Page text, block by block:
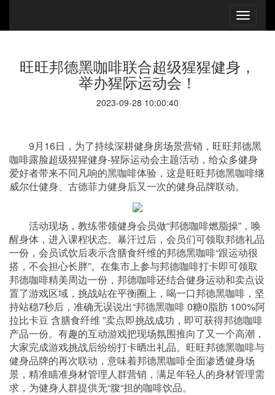
旺旺邦德黑咖啡联合超级猩猩健身，
举办猩际运动会！
2023-09-28 10:00:40
9月16日，为了持续深耕健身房场景营销，旺旺邦德黑
咖啡露脸超级猩猩健身-猩际运动会主题活动，给众多健身
爱好者带来不同凡响的黑咖啡体验，这是旺旺邦德黑咖啡继
威尔仕健身、古德菲力健身后又一次的健身品牌联动。
活动现场，教练带领健身会员做“邦德咖啡燃脂操”，唤
醒身体，进入课程状态。暴汗过后，会员们可领取邦德礼品
一份，会员试饮后表示含膳食纤维的邦德黑咖啡“跟运动很
搭，不会担心长胖”。在集市上参与邦德咖啡打卡即可领取
邦德咖啡精美周边一份，邦德咖啡还结合健身运动和卖点设
置了游戏区域，挑战站在平衡圈上，喝一口邦德黑咖啡，坚
持站稳7秒后，准确无误说出“邦德黑咖啡 0糖0脂肪 100%阿
拉比卡豆 含膳食纤维 ”卖点即挑战成功，即可获得邦德咖啡
产品一份。有趣的互动游戏把现场氛围推向了又一个高潮，
大家完成游戏挑战后纷纷打卡晒出礼品。旺旺邦德黑咖啡与
健身品牌的再次联动，意味着邦德黑咖啡全面渗透健身场
景，精准瞄准身材管理人群营销，满足年轻人的身材管理需
求，为健身人群提供无“腹“担的咖啡饮品。